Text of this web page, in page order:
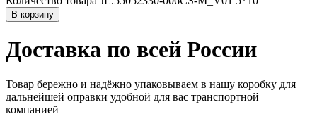
В корзину
Доставка по всей России
Товар бережно и надёжно упаковываем в нашу коробку для
дальнейшей оправки удобной для вас транспортной
компанией